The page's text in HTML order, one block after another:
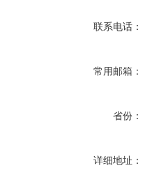
联系电话：
常用邮箱：
省份：
详细地址：